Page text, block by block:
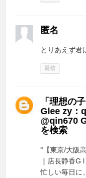
匿名
とりあえず君
返信
「理想の
Glee zy：
@qin670
を検索
"【東京/大阪
｜店長静香G
忙しい毎日に